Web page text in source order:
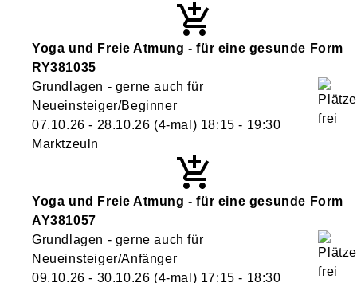
Yoga und Freie Atmung - für eine gesunde Form
RY381035
Grundlagen - gerne auch für
Neueinsteiger/Beginner
07.10.26 - 28.10.26 (4-mal) 18:15 - 19:30
Marktzeuln
Yoga und Freie Atmung - für eine gesunde Form
AY381057
Grundlagen - gerne auch für
Neueinsteiger/Anfänger
09.10.26 - 30.10.26 (4-mal) 17:15 - 18:30